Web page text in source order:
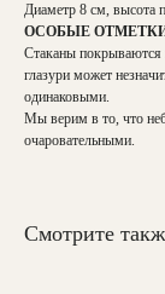
Диаметр 8 см, высота
ОСОБЫЕ
Стаканы покрываются
глазури может
одинаковыми.
Мы верим в то, что
очаровательными.
Смотрите